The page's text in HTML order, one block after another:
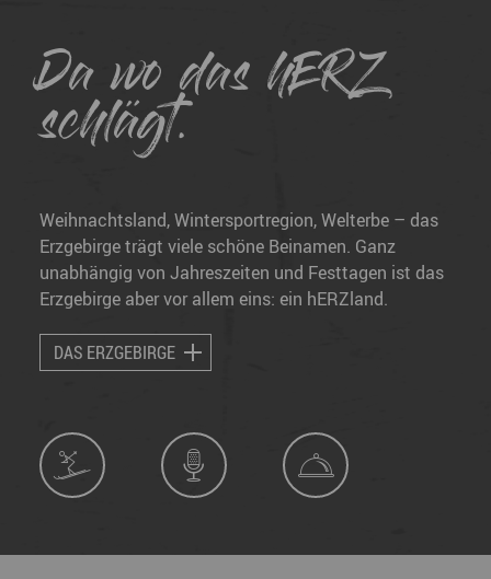
Da wo das hERZ
schlägt.
Weihnachtsland, Wintersportregion, Welterbe – das
Erzgebirge trägt viele schöne Beinamen. Ganz
unabhängig von Jahreszeiten und Festtagen ist das
Erzgebirge aber vor allem eins: ein hERZland.
DAS ERZGEBIRGE